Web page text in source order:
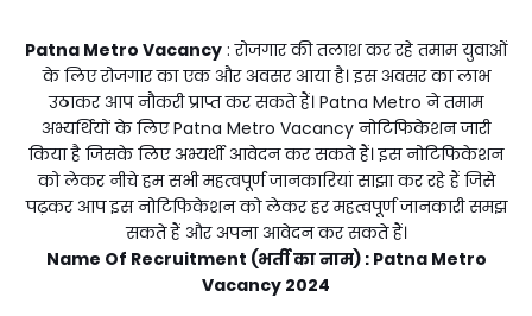
Patna Metro Vacancy : रोजगार की तलाश कर रहे तमाम युवाओं
के लिए रोजगार का एक और अवसर आया है। इस अवसर का लाभ
उठाकर आप नौकरी प्राप्त कर सकते हैं। Patna Metro ने तमाम
अभ्यर्थियों के लिए Patna Metro Vacancy नोटिफिकेशन जारी
किया है जिसके लिए अभ्यर्थी आवेदन कर सकते हैं। इस नोटिफिकेशन
को लेकर नीचे हम सभी महत्वपूर्ण जानकारियां साझा कर रहे हैं जिसे
पढ़कर आप इस नोटिफिकेशन को लेकर हर महत्वपूर्ण जानकारी समझ
सकते हैं और अपना आवेदन कर सकते हैं।
Name Of Recruitment (भर्ती का नाम) : Patna Metro
Vacancy 2024